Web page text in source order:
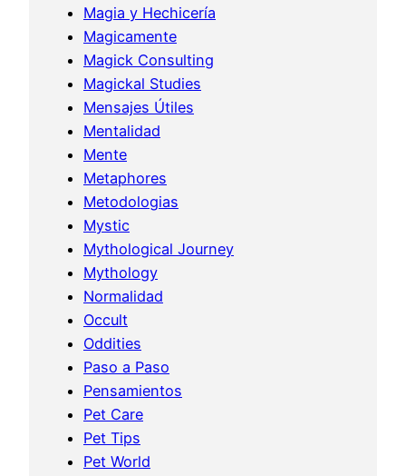
Magia y Hechicería
Magicamente
Magick Consulting
Magickal Studies
Mensajes Útiles
Mentalidad
Mente
Metaphores
Metodologias
Mystic
Mythological Journey
Mythology
Normalidad
Occult
Oddities
Paso a Paso
Pensamientos
Pet Care
Pet Tips
Pet World